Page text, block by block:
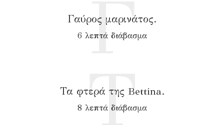
Γαύρος μαρινάτος.
6 λεπτά διάβασμα
Γ
Τα φτερά της Bettina.
8 λεπτά διάβασμα
Τ